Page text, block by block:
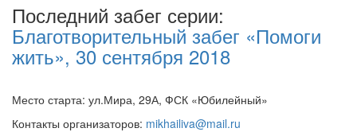
Последний забег серии:
Благотворительный забег «Помоги
жить», 30 сентября 2018
Место старта: ул.Мира, 29А, ФСК «Юбилейный»
Контакты организаторов: mikhailiva@mail.ru